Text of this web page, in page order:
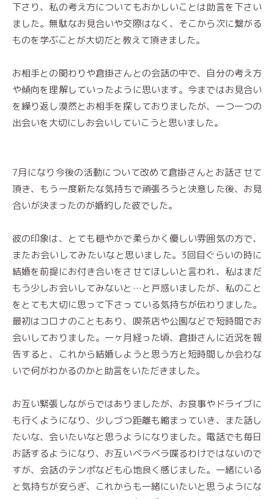
下さり、私の考え方についてもおかしいことは助言を下さい
ました。無駄なお見合いや交際はなく、そこから次に繋がる
ものを学ぶことが大切だと教えて頂きました。
お相手との関わりや倉掛さんとの会話の中で、自分の考え方
や傾向を理解していったように思います。今まではお見合い
を繰り返し漠然とお相手を探しておりましたが、一つ一つの
出会いを大切にしお会いしていこうと思いました。
7月になり今後の活動について改めて倉掛さんとお話させて
頂き、もう一度新たな気持ちで頑張ろうと決意した後、お見
合いが決まったのが婚約した彼でした。
彼の印象は、とても穏やかで柔らかく優しい雰囲気の方で、
またお会いしてみたいなと思いました。3回目ぐらいの時に
結婚を前提にお付き合いをさせてほしいと言われ、私はまだ
もう少しお会いしてみないと…と戸惑いましたが、私のこと
をとても大切に思って下さっている気持ちが伝わりました。
最初はコロナのこともあり、喫茶店や公園などで短時間でお
会いしておりました。一ヶ月経った頃、倉掛さんに近況を報
告すると、これから結婚しようと思う方と短時間しか会わな
いで何がわかるのかと助言をいただきました。
お互い緊張しながらではありましたが、お食事やドライブに
も行くようになり、少しづつ距離も縮まっていき、また話し
たいな、会いたいなと思うようになりました。電話でも毎日
お話するようになり、お互いベラベラ喋るわけではないので
すが、会話のテンポなども心地良く感じました。一緒にいる
と気持ちが安らぎ、これからも一緒にいたいと思うようにな